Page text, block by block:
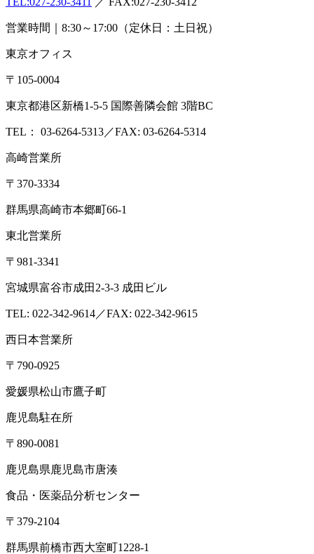
営業時間｜8:30～17:00（定休日：土日祝）
東京オフィス
〒105-0004
東京都港区新橋1-5-5 国際善隣会館 3階BC
TEL： 03-6264-5313／FAX: 03-6264-5314
高崎営業所
〒370-3334
群馬県高崎市本郷町66-1
東北営業所
〒981-3341
宮城県富谷市成田2-3-3 成田ビル
TEL: 022-342-9614／FAX: 022-342-9615
西日本営業所
〒790-0925
愛媛県松山市鷹子町
鹿児島駐在所
〒890-0081
鹿児島県鹿児島市唐湊
食品・医薬品分析センター
〒379-2104
群馬県前橋市西大室町1228-1